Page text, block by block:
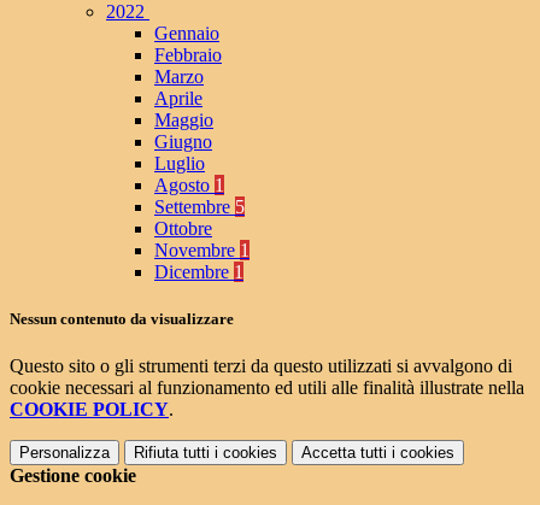
2022
Gennaio
Febbraio
Marzo
Aprile
Maggio
Giugno
Luglio
Agosto 1
Settembre 5
Ottobre
Novembre 1
Dicembre 1
Nessun contenuto da visualizzare
Questo sito o gli strumenti terzi da questo utilizzati si avvalgono di
cookie necessari al funzionamento ed utili alle finalità illustrate nella
COOKIE POLICY.
Personalizza Rifiuta tutti i cookies Accetta tutti i cookies
Gestione cookie